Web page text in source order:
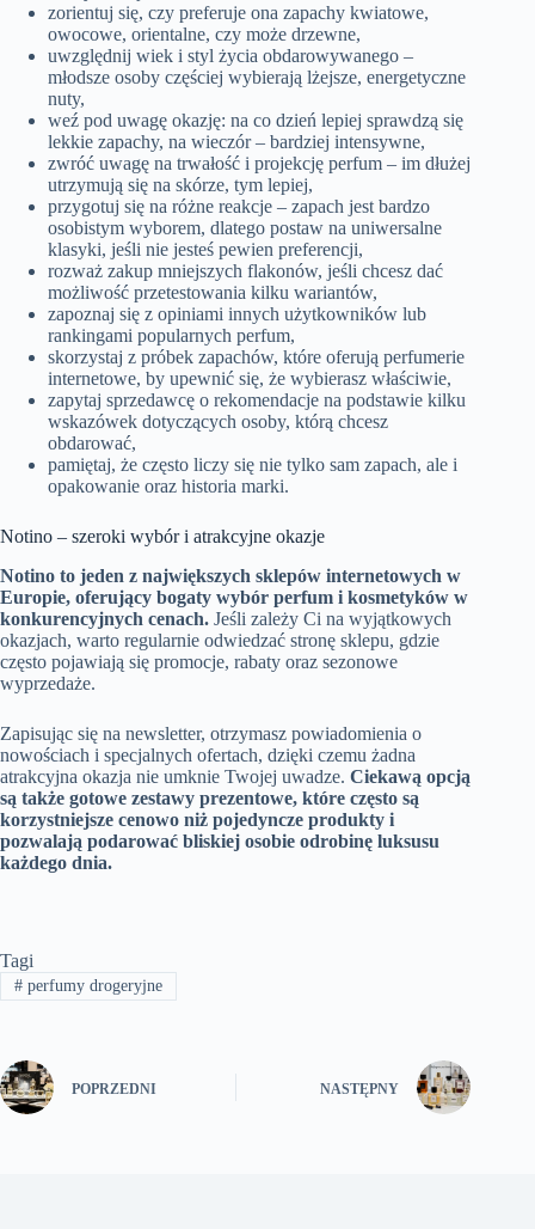
zorientuj się, czy preferuje ona zapachy kwiatowe,
owocowe, orientalne, czy może drzewne,
uwzględnij wiek i styl życia obdarowywanego –
młodsze osoby częściej wybierają lżejsze, energetyczne
nuty,
weź pod uwagę okazję: na co dzień lepiej sprawdzą się
lekkie zapachy, na wieczór – bardziej intensywne,
zwróć uwagę na trwałość i projekcję perfum – im dłużej
utrzymują się na skórze, tym lepiej,
przygotuj się na różne reakcje – zapach jest bardzo
osobistym wyborem, dlatego postaw na uniwersalne
klasyki, jeśli nie jesteś pewien preferencji,
rozważ zakup mniejszych flakonów, jeśli chcesz dać
możliwość przetestowania kilku wariantów,
zapoznaj się z opiniami innych użytkowników lub
rankingami popularnych perfum,
skorzystaj z próbek zapachów, które oferują perfumerie
internetowe, by upewnić się, że wybierasz właściwie,
zapytaj sprzedawcę o rekomendacje na podstawie kilku
wskazówek dotyczących osoby, którą chcesz
obdarować,
pamiętaj, że często liczy się nie tylko sam zapach, ale i
opakowanie oraz historia marki.
Notino – szeroki wybór i atrakcyjne okazje
Notino to jeden z największych sklepów internetowych w
Europie, oferujący bogaty wybór perfum i kosmetyków w
konkurencyjnych cenach. Jeśli zależy Ci na wyjątkowych
okazjach, warto regularnie odwiedzać stronę sklepu, gdzie
często pojawiają się promocje, rabaty oraz sezonowe
wyprzedaże.
Zapisując się na newsletter, otrzymasz powiadomienia o
nowościach i specjalnych ofertach, dzięki czemu żadna
atrakcyjna okazja nie umknie Twojej uwadze. Ciekawą opcją
są także gotowe zestawy prezentowe, które często są
korzystniejsze cenowo niż pojedyncze produkty i
pozwalają podarować bliskiej osobie odrobinę luksusu
każdego dnia.
Tagi
#perfumy drogeryjne
POPRZEDNI NASTĘPNY